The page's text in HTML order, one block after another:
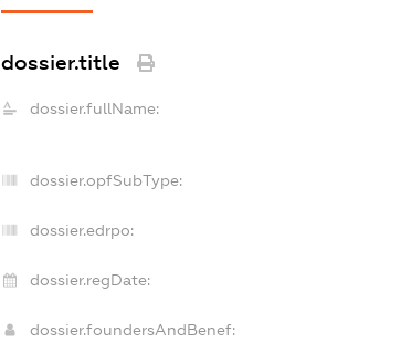
dossier.title
dossier.fullName:
dossier.opfSubType:
dossier.edrpo:
dossier.regDate:
dossier.foundersAndBenef: